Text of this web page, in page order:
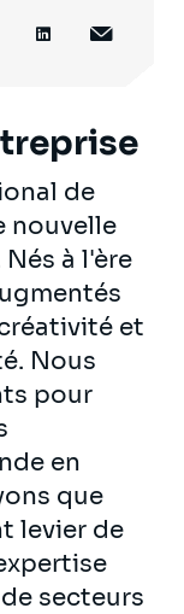
de
nouvelle
à l'ère
et
Nous
pour
en
que
levier de
secteurs